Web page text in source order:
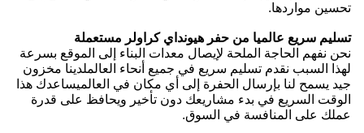
تحسين مواردها.
تسليم سريع عالميا من حفر هيونداي كراولر مستعملة
نحن نفهم الحاجة الملحة لإيصال معدات البناء إلى الموقع بسرعة
لهذا السبب نقدم تسليم سريع في جميع أنحاء العالملدينا مخزون
جيد يسمح لنا بإرسال الحفرة إلى أي مكان في العالميساعدك هذا
الوقت السريع في بدء مشاريعك دون تأخير ويحافظ على قدرة
عملك على المنافسة في السوق.